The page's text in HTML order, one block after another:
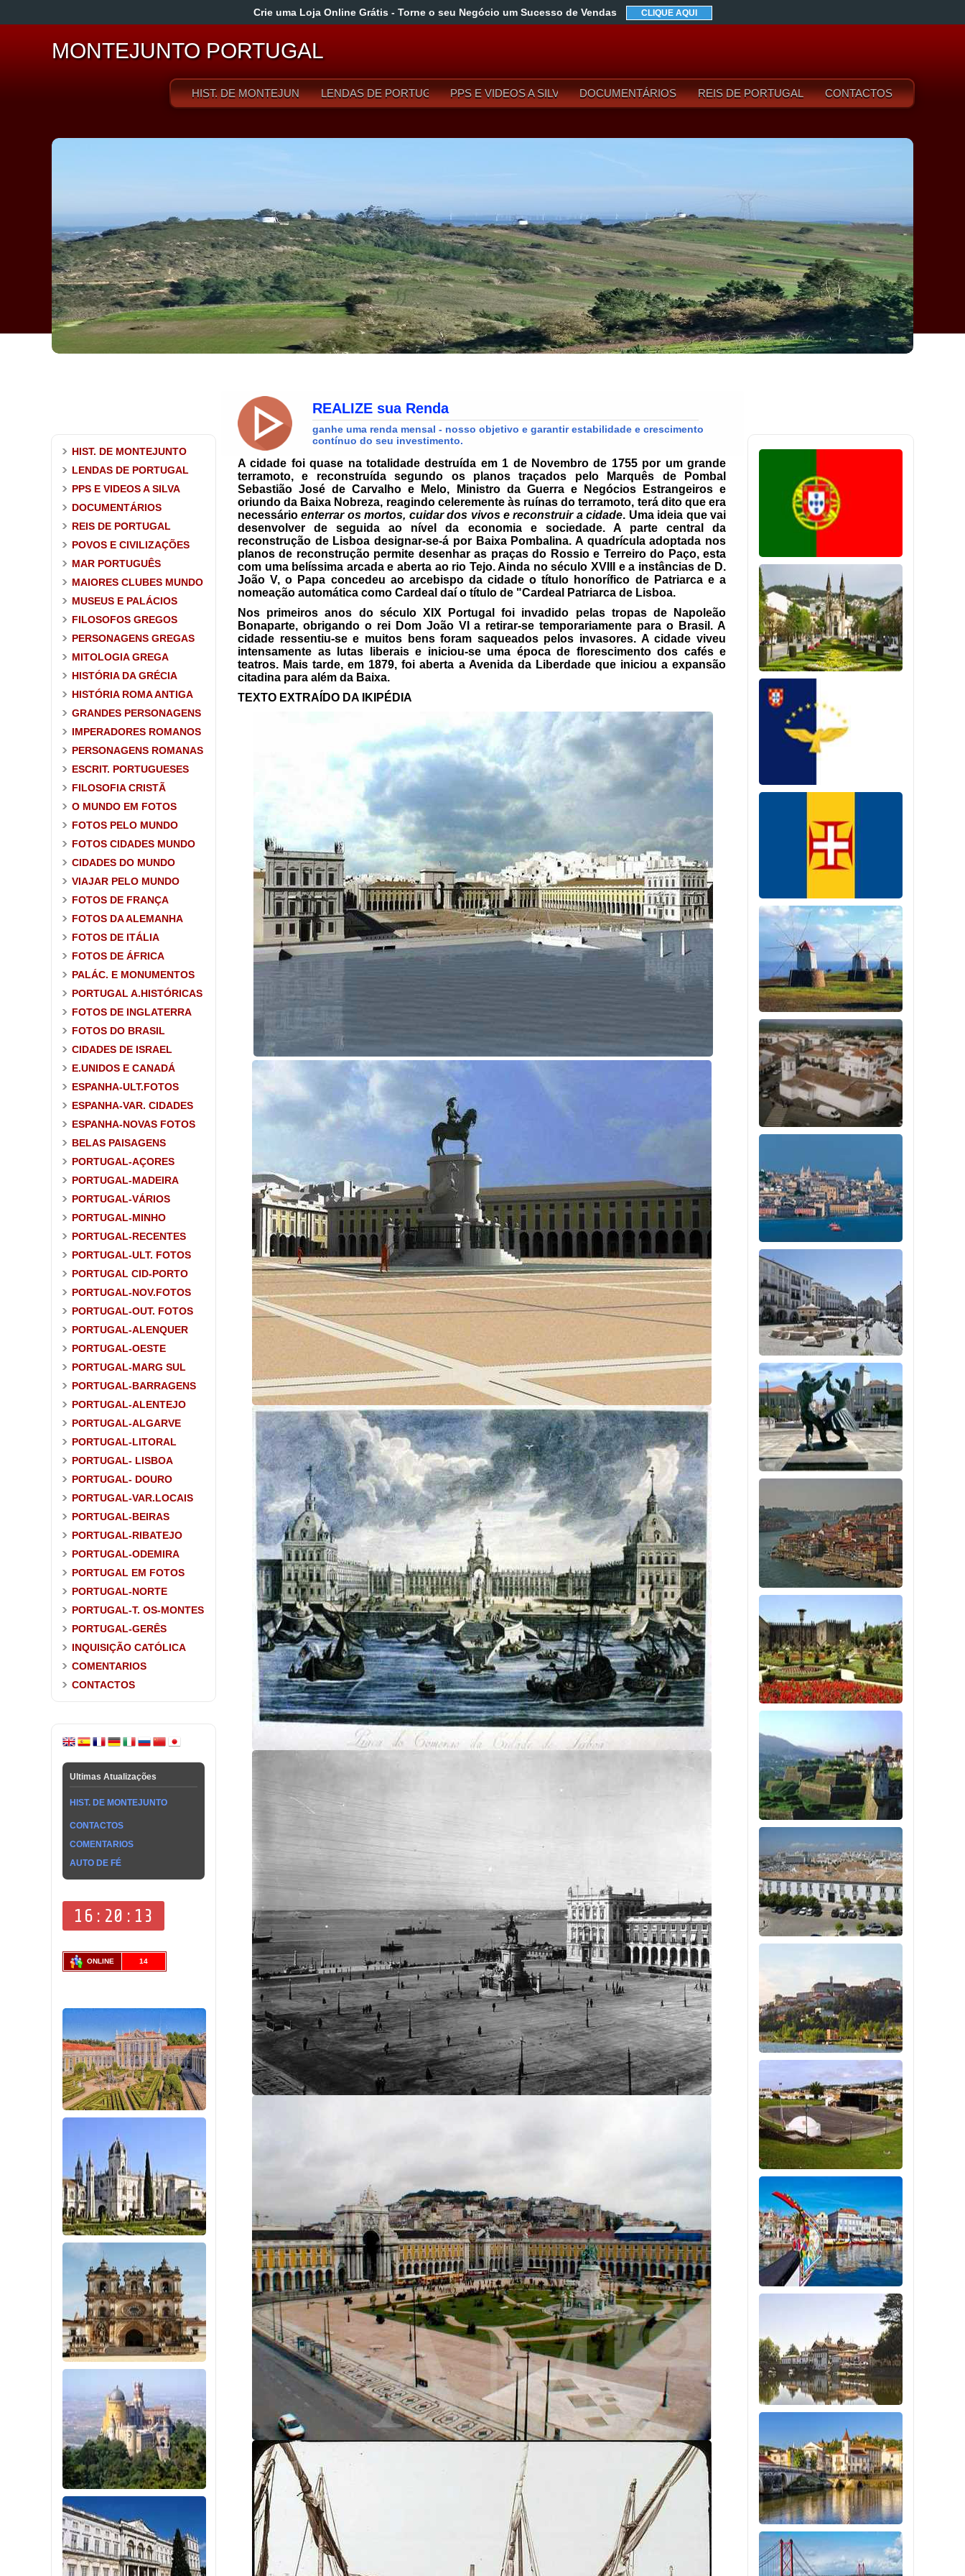
MONTEJUNTO PORTUGAL
HIST. DE MONTEJUNTO LENDAS DE PORTUGAL PPS E VIDEOS A SILVA DOCUMENTÁRIOS REIS DE PORTUGAL CONTACTOS
HIST. DE MONTEJUNTO
LENDAS DE PORTUGAL
PPS E VIDEOS A SILVA
DOCUMENTÁRIOS
REIS DE PORTUGAL
POVOS E CIVILIZAÇÕES
MAR PORTUGUÊS
MAIORES CLUBES MUNDO
MUSEUS E PALÁCIOS
FILOSOFOS GREGOS
PERSONAGENS GREGAS
MITOLOGIA GREGA
HISTÓRIA DA GRÉCIA
HISTÓRIA ROMA ANTIGA
GRANDES PERSONAGENS
IMPERADORES ROMANOS
PERSONAGENS ROMANAS
ESCRIT. PORTUGUESES
FILOSOFIA CRISTÃ
O MUNDO EM FOTOS
FOTOS PELO MUNDO
FOTOS CIDADES MUNDO
CIDADES DO MUNDO
VIAJAR PELO MUNDO
FOTOS DE FRANÇA
FOTOS DA ALEMANHA
FOTOS DE ITÁLIA
FOTOS DE ÁFRICA
PALÁC. E MONUMENTOS
PORTUGAL A.HISTÓRICAS
FOTOS DE INGLATERRA
FOTOS DO BRASIL
CIDADES DE ISRAEL
E.UNIDOS E CANADÁ
ESPANHA-ULT.FOTOS
ESPANHA-VAR. CIDADES
ESPANHA-NOVAS FOTOS
BELAS PAISAGENS
PORTUGAL-AÇORES
PORTUGAL-MADEIRA
PORTUGAL-VÁRIOS
PORTUGAL-MINHO
PORTUGAL-RECENTES
PORTUGAL-ULT. FOTOS
PORTUGAL CID-PORTO
PORTUGAL-NOV.FOTOS
PORTUGAL-OUT. FOTOS
PORTUGAL-ALENQUER
PORTUGAL-OESTE
PORTUGAL-MARG SUL
PORTUGAL-BARRAGENS
PORTUGAL-ALENTEJO
PORTUGAL-ALGARVE
PORTUGAL-LITORAL
PORTUGAL- LISBOA
PORTUGAL- DOURO
PORTUGAL-VAR.LOCAIS
PORTUGAL-BEIRAS
PORTUGAL-RIBATEJO
PORTUGAL-ODEMIRA
PORTUGAL EM FOTOS
PORTUGAL-NORTE
PORTUGAL-T. OS-MONTES
PORTUGAL-GERÊS
INQUISIÇÃO CATÓLICA
COMENTARIOS
CONTACTOS
Ultimas Atualizações
HIST. DE MONTEJUNTO
CONTACTOS
COMENTARIOS
AUTO DE FÉ
ONLINE 14
Terramoto de 1755 e a Lisboa Pombalina
A cidade foi quase na totalidade destruída em 1 de Novembro de 1755 por um grande
terramoto, e reconstruída segundo os planos traçados pelo Marquês de Pombal
Sebastião José de Carvalho e Melo, Ministro da Guerra e Negócios Estrangeiros e
oriundo da Baixa Nobreza, reagindo celeremente às ruínas do terramoto, terá dito que era
necessárioenterrar os mortos, cuidar dos vivos e reconstruir a cidade. Uma ideia que vai
desenvolver de seguida ao nível da economia e sociedade. A parte central da
reconstrução de Lisboa designar-se-á por Baixa Pombalina. A quadrícula adoptada nos
planos de reconstrução permite desenhar as praças do Rossio e Terreiro do Paço, esta
com uma belíssima arcada e aberta ao rio Tejo. Ainda noséculo XVIII
e a instâncias de D.
João V, o Papa concedeu ao arcebispo da cidade o título honorífico de Patriarca e a
nomeação automática como Cardeal daí o título de "Cardeal Patriarca de Lisboa.
Nos primeiros anos do século XIX Portugal foi invadido pelas tropas de Napoleão
Bonaparte, obrigando o rei Dom João VI a retirar-se temporariamente para o Brasil. A
cidade ressentiu-se e muitos bens foram saqueados pelos invasores. A cidade viveu
intensamente as lutas liberais e iniciou-se uma época de florescimento dos cafés e
teatros. Mais tarde, em 1879, foi aberta a Avenida da Liberdade que iniciou a expansão
citadina para além da Baixa.
TEXTO EXTRAÍDO DA IKIPÉDIA
Crie uma Loja Online Grátis - Torne o seu Negócio um Sucesso de Vendas CLIQUE AQUI